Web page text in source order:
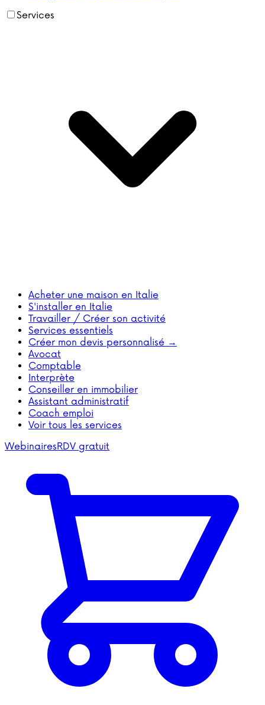
Services
Acheter une maison en Italie
S'installer en Italie
Travailler / Créer son activité
Services essentiels
Créer mon devis personnalisé →
Avocat
Comptable
Interprète
Conseiller en immobilier
Assistant administratif
Coach emploi
Voir tous les services
WebinairesRDV gratuit